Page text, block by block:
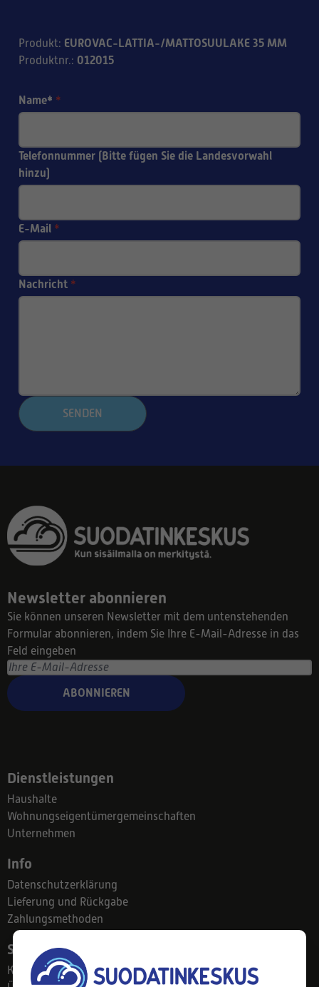
Produkt: EUROVAC-LATTIA-/MATTOSUULAKE 35 MM
Produktnr.: 012015
Name* *
Telefonnummer (Bitte fügen Sie die Landesvorwahl
hinzu)
E-Mail *
Nachricht *
SENDEN
Newsletter abonnieren
Sie können unseren Newsletter mit dem untenstehenden
Formular abonnieren, indem Sie Ihre E-Mail-Adresse in das
Feld eingeben
ABONNIEREN
Dienstleistungen
Haushalte
Wohnungseigentümergemeinschaften
Unternehmen
Info
Datenschutzerklärung
Lieferung und Rückgabe
Zahlungsmethoden
Suodatinkeskus
Kontakt